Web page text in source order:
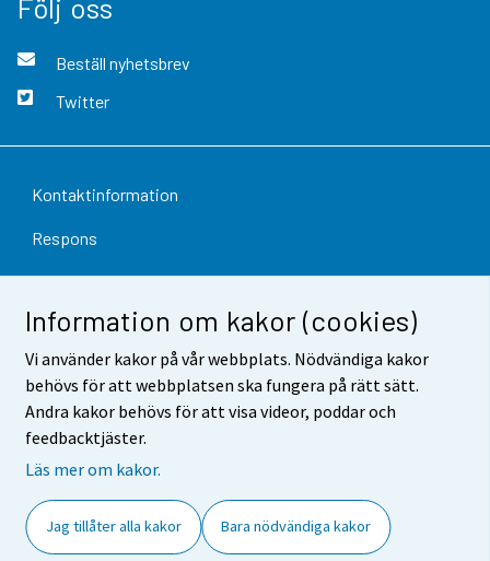
Information om kakor (cookies)
Vi använder kakor på vår webbplats. Nödvändiga kakor
behövs för att webbplatsen ska fungera på rätt sätt.
Andra kakor behövs för att visa videor, poddar och
feedbacktjäster.
Läs mer om kakor.
Jag tillåter alla kakor Bara nödvändiga kakor
Följ oss
Beställ nyhetsbrev
Twitter
Kontaktinformation
Respons
Användarvillkor
Dataskydd
Tillgänglighet
Information om webbplatsen